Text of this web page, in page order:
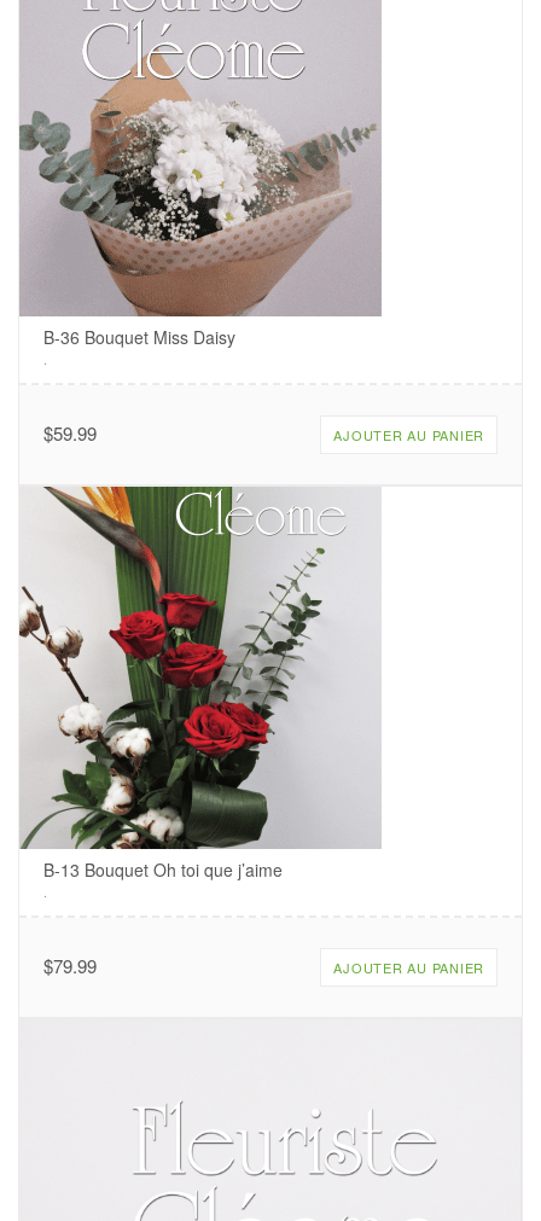
B-36 Bouquet Miss Daisy
.
$59.99 AJOUTER AU PANIER
B-13 Bouquet Oh toi que j’aime
.
$79.99 AJOUTER AU PANIER